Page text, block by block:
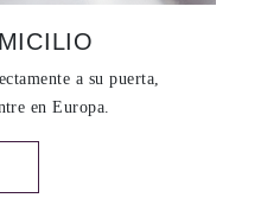
a su puerta,
en Europa.